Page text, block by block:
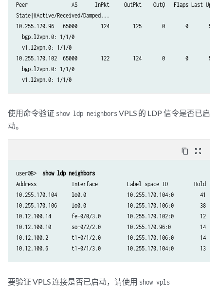
Peer               AS      InPkt     OutPkt    OutQ   Flaps Last Up/
State|#Active/Received/Damped...
10.255.170.96   65000        124        125       0       0
  bgp.l2vpn.0: 1/1/0
  v1.l2vpn.0: 1/1/0
10.255.170.102  65000        122        124       0       0
  bgp.l2vpn.0: 1/1/0
  v1.l2vpn.0: 1/1/0
使用命令验证 show ldp neighborsVPLS 的 LDP 信令是否已启
动。
content_copy zoom_out_map
user@B> show ldp neighbors
Address            Interface          Label space ID         Hold
10.255.170.104     lo0.0              10.255.170.104:0         41
10.255.170.106     lo0.0              10.255.170.106:0         38
10.12.100.14       fe-0/0/3.0         10.255.170.102:0         12
10.12.100.10       so-0/2/2.0         10.255.170.96:0          14
10.12.100.2        t1-0/1/2.0         10.255.170.106:0         14
要验证 VPLS 连接是否已启动，请使用 show vpls